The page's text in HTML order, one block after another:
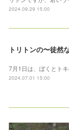
2024.09.29 15:00
トリトンの〜徒然
7月1日は、ぼくとト
2024.07.01 15:00